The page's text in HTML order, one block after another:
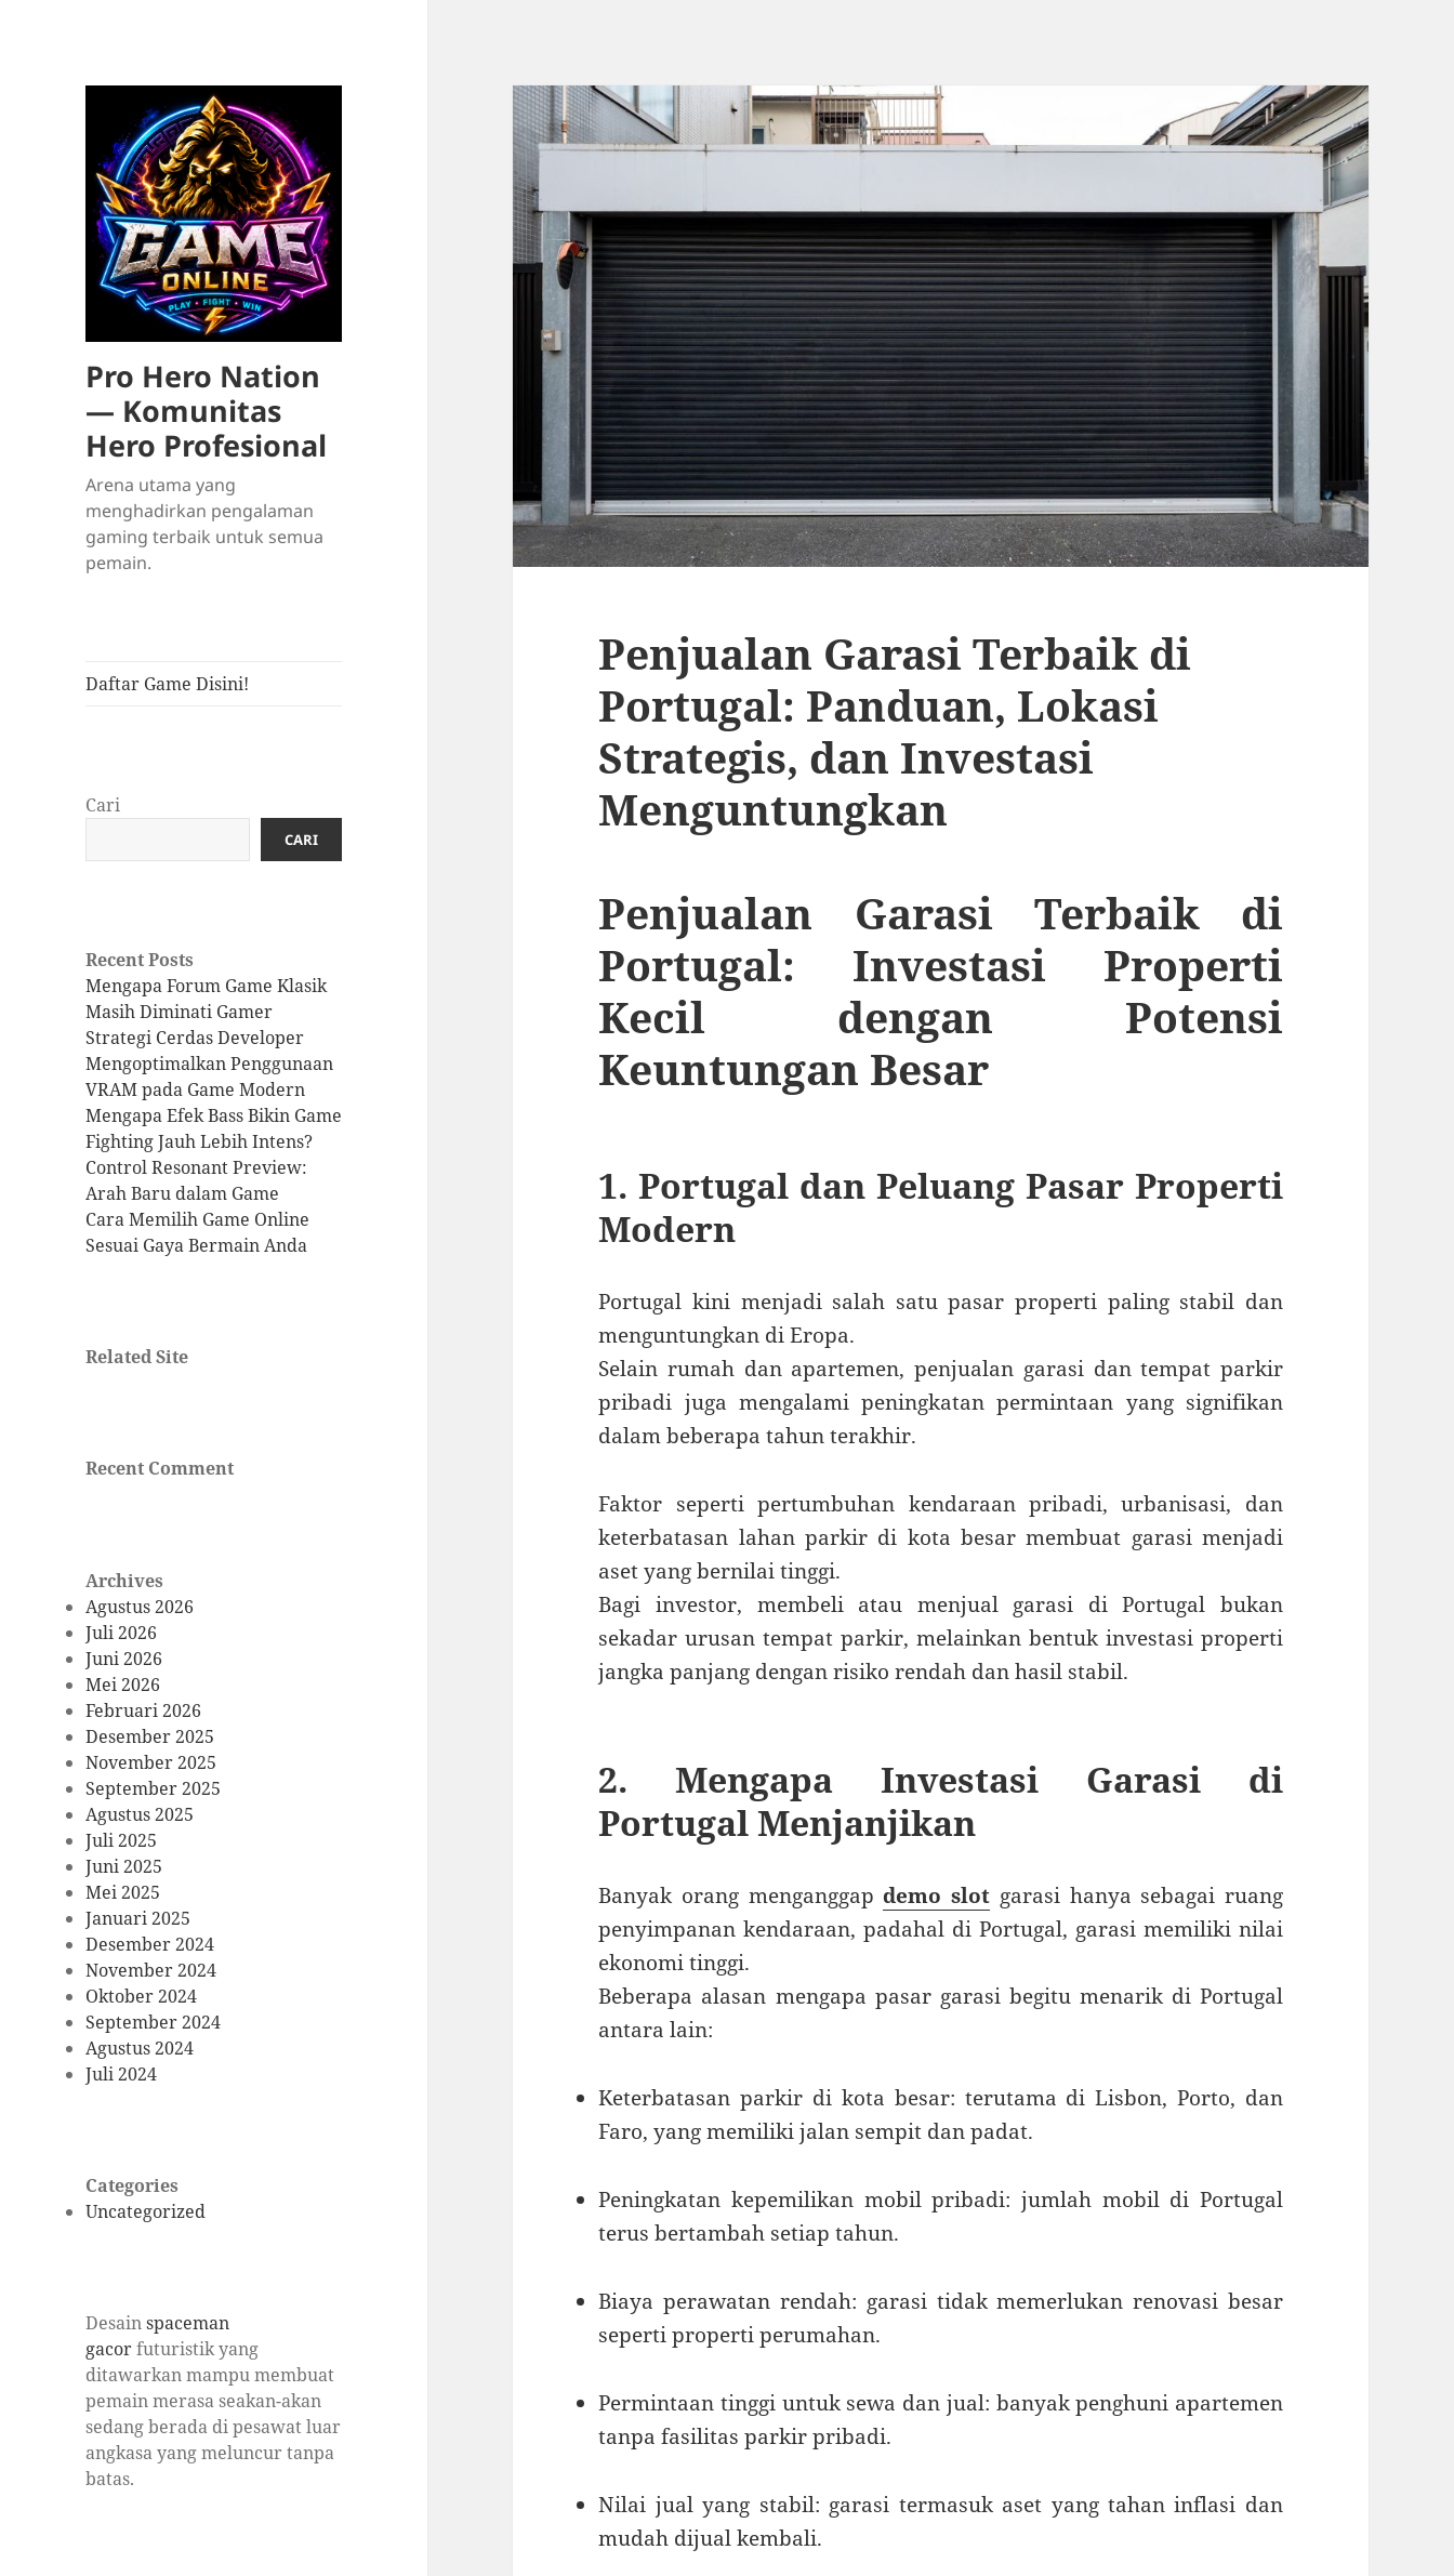
Pro Hero Nation
— Komunitas
Hero Profesional
Arena utama yang
menghadirkan pengalaman
gaming terbaik untuk semua
pemain.
Daftar Game Disini!
Cari
CARI
Recent Posts
Mengapa Forum Game Klasik
Masih Diminati Gamer
Strategi Cerdas Developer
Mengoptimalkan Penggunaan
VRAM pada Game Modern
Mengapa Efek Bass Bikin Game
Fighting Jauh Lebih Intens?
Control Resonant Preview:
Arah Baru dalam Game
Cara Memilih Game Online
Sesuai Gaya Bermain Anda
Related Site
Recent Comment
Archives
Agustus 2026
Juli 2026
Juni 2026
Mei 2026
Februari 2026
Desember 2025
November 2025
September 2025
Agustus 2025
Juli 2025
Juni 2025
Mei 2025
Januari 2025
Desember 2024
November 2024
Oktober 2024
September 2024
Agustus 2024
Juli 2024
Categories
Uncategorized
Desainspaceman
gacorfuturistik yang
ditawarkan mampu membuat
pemain merasa seakan-akan
sedang berada di pesawat luar
angkasa yang meluncur tanpa
batas.
Penjualan Garasi Terbaik di
Portugal: Panduan, Lokasi
Strategis, dan Investasi
Menguntungkan
Penjualan Garasi Terbaik di
Portugal: Investasi Properti
Kecil dengan Potensi
Keuntungan Besar
1. Portugal dan Peluang Pasar Properti
Modern
Portugal kini menjadi salah satu pasar properti paling stabil dan
menguntungkan di Eropa.
Selain rumah dan apartemen, penjualan garasi dan tempat parkir
pribadi juga mengalami peningkatan permintaan yang signifikan
dalam beberapa tahun terakhir.
Faktor seperti pertumbuhan kendaraan pribadi, urbanisasi, dan
keterbatasan lahan parkir di kota besar membuat garasi menjadi
aset yang bernilai tinggi.
Bagi investor, membeli atau menjual garasi di Portugal bukan
sekadar urusan tempat parkir, melainkan bentuk investasi properti
jangka panjang dengan risiko rendah dan hasil stabil.
2. Mengapa Investasi Garasi di
Portugal Menjanjikan
Banyak orang menganggap demo slot garasi hanya sebagai ruang
penyimpanan kendaraan, padahal di Portugal, garasi memiliki nilai
ekonomi tinggi.
Beberapa alasan mengapa pasar garasi begitu menarik di Portugal
antara lain:
Keterbatasan parkir di kota besar: terutama di Lisbon, Porto, dan
Faro, yang memiliki jalan sempit dan padat.
Peningkatan kepemilikan mobil pribadi: jumlah mobil di Portugal
terus bertambah setiap tahun.
Biaya perawatan rendah: garasi tidak memerlukan renovasi besar
seperti properti perumahan.
Permintaan tinggi untuk sewa dan jual: banyak penghuni apartemen
tanpa fasilitas parkir pribadi.
Nilai jual yang stabil: garasi termasuk aset yang tahan inflasi dan
mudah dijual kembali.